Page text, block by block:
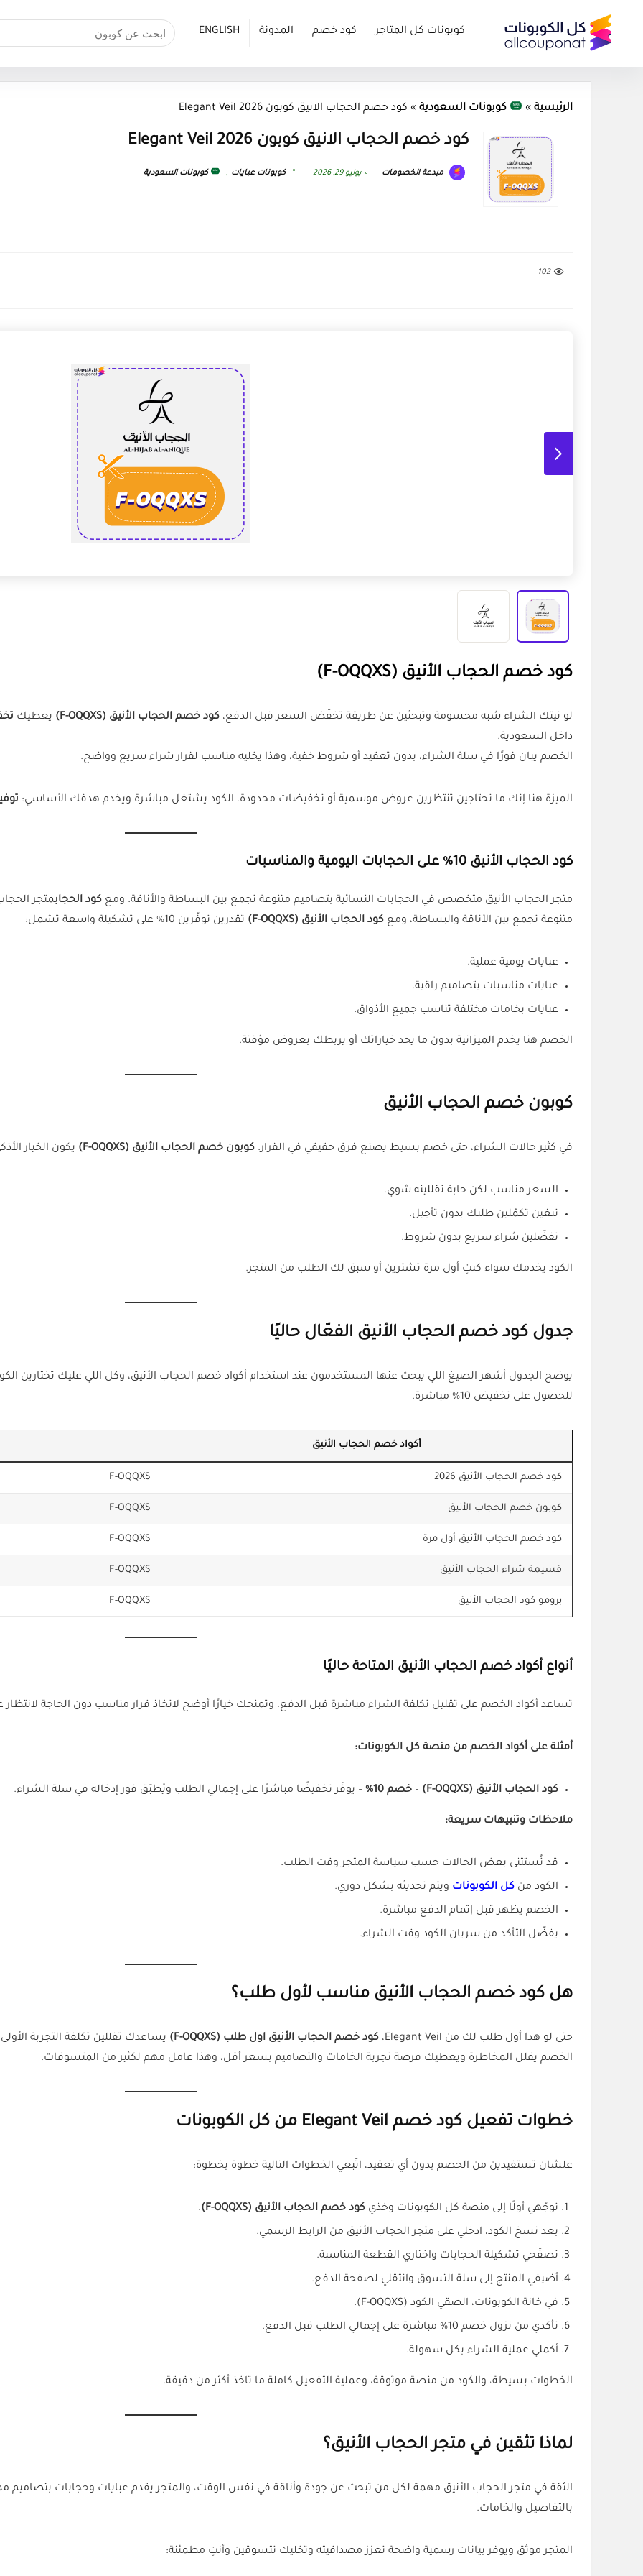
كوبونات كل المتاجر كود خصم المدونة ENGLISH
الرئيسية » كوبونات السعودية » كود خصم الحجاب الانيق كوبون Elegant Veil 2026
كود خصم الحجاب الانيق كوبون Elegant Veil 2026
مبدعة الخصومات يوليو 29, 2026 كوبونات عبايات , كوبونات السعودية
102
كود خصم الحجاب الأنيق (F-OQQXS)
لو نيتك الشراء شبه محسومة وتبحثين عن طريقة تخفّض السعر قبل الدفع، كود خصم الحجاب الأنيق (F-OQQXS) يعطيك
داخل السعودية.
الخصم يبان فورًا في سلة الشراء، بدون تعقيد أو شروط خفية، وهذا يخليه مناسب لقرار شراء سريع وواضح.
الميزة هنا إنك ما تحتاجين تنتظرين عروض موسمية أو تخفيضات محدودة، الكود يشتغل مباشرة ويخدم هدفك الأساسي:
كود الحجاب الأنيق 10% على الحجابات اليومية والمناسبات
متجر الحجاب الأنيق متخصص في الحجابات النسائية بتصاميم متنوعة تجمع بين البساطة والأناقة. ومع كود الحجابمتجر
متنوعة تجمع بين الأناقة والبساطة، ومع كود الحجاب الأنيق (F-OQQXS) تقدرين توفّرين 10% على تشكيلة واسعة تشمل:
عبايات يومية عملية.
عبايات مناسبات بتصاميم راقية.
عبايات بخامات مختلفة تناسب جميع الأذواق.
الخصم هنا يخدم الميزانية بدون ما يحد خياراتك أو يربطك بعروض مؤقتة.
كوبون خصم الحجاب الأنيق
في كثير حالات الشراء، حتى خصم بسيط يصنع فرق حقيقي في القرار. كوبون خصم الحجاب الأنيق (F-OQQXS) يكون الخيار
السعر مناسب لكن حابة تقللينه شوي.
تبغين تكمّلين طلبك بدون تأجيل.
تفضّلين شراء سريع بدون شروط.
الكود يخدمك سواء كنتِ أول مرة تشترين أو سبق لك الطلب من المتجر.
جدول كود خصم الحجاب الأنيق الفعّال حاليًا
يوضح الجدول أشهر الصيغ اللي يبحث عنها المستخدمون عند استخدام أكواد خصم الحجاب الأنيق، وكل اللي عليك تختارين
للحصول على تخفيض 10% مباشرة.
أكواد خصم الحجاب الأنيق
كود خصم الحجاب الأنيق 2026 F-OQQXS
كوبون خصم الحجاب الأنيق F-OQQXS
كود خصم الحجاب الأنيق أول مرة F-OQQXS
قسيمة شراء الحجاب الأنيق F-OQQXS
برومو كود الحجاب الأنيق F-OQQXS
أنواع أكواد خصم الحجاب الأنيق المتاحة حاليًا
تساعد أكواد الخصم على تقليل تكلفة الشراء مباشرة قبل الدفع، وتمنحك خيارًا أوضح لاتخاذ قرار مناسب دون الحاجة
أمثلة على أكواد الخصم من منصة كل الكوبونات:
كود الحجاب الأنيق (F-OQQXS) – خصم 10% – يوفّر تخفيضًا مباشرًا على إجمالي الطلب ويُطبّق فور إدخاله في سلة الشراء.
ملاحظات وتنبيهات سريعة:
قد تُستثنى بعض الحالات حسب سياسة المتجر وقت الطلب.
الكود من كل الكوبونات ويتم تحديثه بشكل دوري.
الخصم يظهر قبل إتمام الدفع مباشرة.
يفضّل التأكد من سريان الكود وقت الشراء.
هل كود خصم الحجاب الأنيق مناسب لأول طلب؟
حتى لو هذا أول طلب لك من Elegant Veil، كود خصم الحجاب الأنيق اول طلب (F-OQQXS)
يساعدك تقللين تكلفة التجربة
الخصم يقلل المخاطرة ويعطيك فرصة تجربة الخامات والتصاميم بسعر أقل، وهذا عامل مهم لكثير من المتسوقات.
خطوات تفعيل كود خصم Elegant Veil من كل الكوبونات
علشان تستفيدين من الخصم بدون أي تعقيد، اتّبعي الخطوات التالية خطوة بخطوة:
توجّهي أولًا إلى منصة كل الكوبونات وخذي كود خصم الحجاب الأنيق (F-OQQXS) .
بعد نسخ الكود، ادخلي على متجر الحجاب الأنيق من الرابط الرسمي.
تصفّحي تشكيلة الحجابات واختاري القطعة المناسبة.
أضيفي المنتج إلى سلة التسوق وانتقلي لصفحة الدفع.
في خانة الكوبونات، الصقي الكود (F-OQQXS).
تأكدي من نزول خصم 10% مباشرة على إجمالي الطلب قبل الدفع.
أكملي عملية الشراء بكل سهولة.
الخطوات بسيطة، والكود من منصة موثوقة، وعملية التفعيل كاملة ما تاخذ أكثر من دقيقة.
لماذا تثقين في متجر الحجاب الأنيق؟
الثقة في متجر الحجاب الأنيق مهمة لكل من تبحث عن جودة وأناقة في نفس الوقت، والمتجر يقدم عبايات وحجابات
بالتفاصيل والخامات.
المتجر موثق ويوفر بيانات رسمية واضحة تعزز مصداقيته وتخليك تتسوقين وأنتِ مطمئنة: